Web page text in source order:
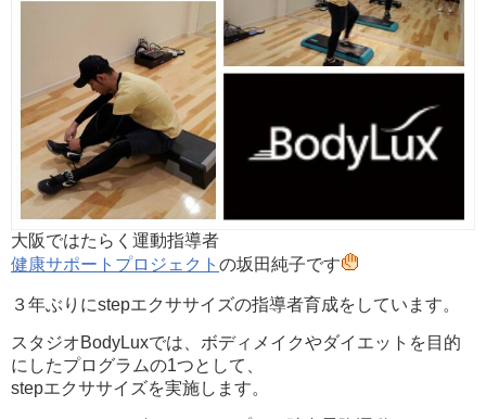
大阪ではたらく運動指導者
健康サポートプロジェクト の坂田純子です
３年ぶりにstepエクササイズの指導者育成をしています。
スタジオBodyLuxでは、ボディメイクやダイエットを目的
にしたプログラムの1つとして、
stepエクササイズを実施します。